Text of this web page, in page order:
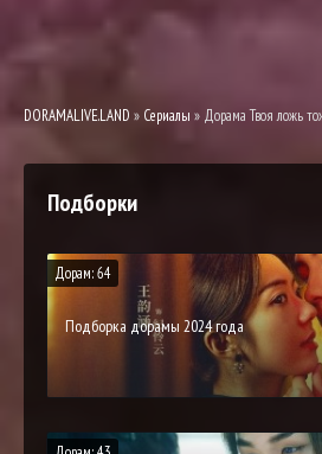
DORAMALIVE.LAND » Сериалы » Дорама Твоя ложь
Подборки
Дорам: 64
Подборка дорамы 2024 года